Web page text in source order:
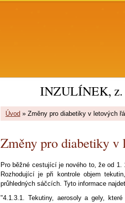
INZULÍNEK, z.
Úvod » Změny pro diabetiky v letových
Změny pro diabetiky v
Pro běžné cestující je nového to, že od 1.
Rozhodující je při kontrole objem
průhledných sáčcích. Tyto informace
"4.1.3.1. Tekutiny, aerosoly a gely,